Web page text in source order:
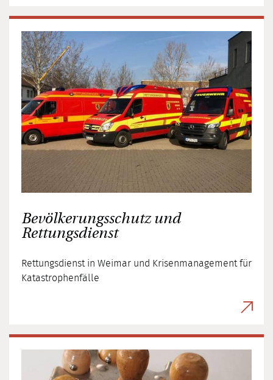
Bevölkerungsschutz und
Rettungsdienst
Rettungsdienst in Weimar und Krisenmanagement für
Katastrophenfälle